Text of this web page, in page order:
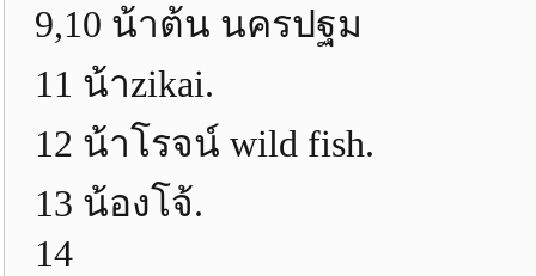
9,10 น้าต้น นครปฐม
11 น้าzikai. มัดจ
12 น้าโรจน์ wild fish.
13 น้องโจ้.
14